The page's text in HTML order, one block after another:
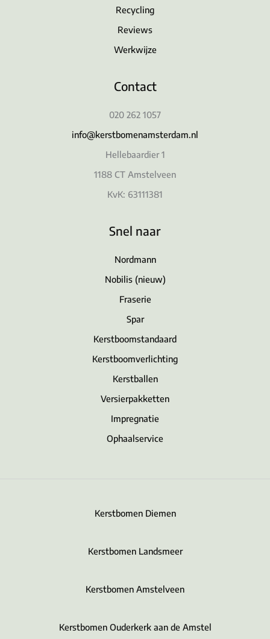
Recycling
Reviews
Werkwijze
Contact
020 262 1057
info@kerstbomenamsterdam.nl
Hellebaardier 1
1188 CT Amstelveen
KvK: 63111381
Snel naar
Nordmann
Nobilis (nieuw)
Fraserie
Spar
Kerstboomstandaard
Kerstboomverlichting
Kerstballen
Versierpakketten
Impregnatie
Ophaalservice
Kerstbomen Diemen
Kerstbomen Landsmeer
Kerstbomen Amstelveen
Kerstbomen Ouderkerk aan de Amstel